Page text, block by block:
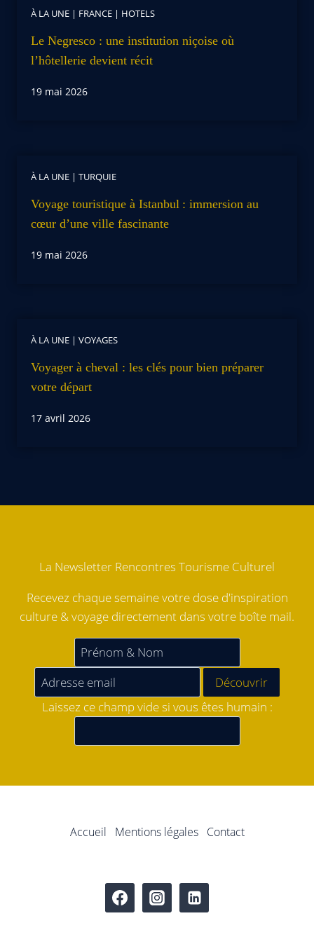
À LA UNE | FRANCE | HOTELS
Le Negresco : une institution niçoise où
l’hôtellerie devient récit
19 mai 2026
À LA UNE | TURQUIE
Voyage touristique à Istanbul : immersion au
cœur d’une ville fascinante
19 mai 2026
À LA UNE | VOYAGES
Voyager à cheval : les clés pour bien préparer
votre départ
17 avril 2026
La Newsletter Rencontres Tourisme Culturel
Recevez chaque semaine votre dose d'inspiration
culture & voyage directement dans votre boîte mail.
Laissez ce champ vide si vous êtes humain :
Accueil Mentions légales Contact